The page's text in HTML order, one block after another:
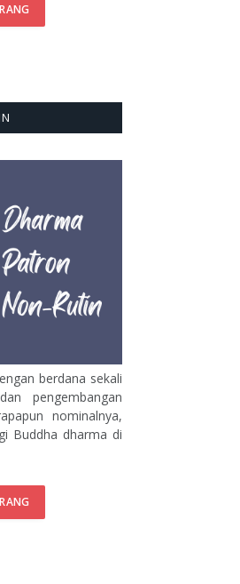
berdana sekali
pengembangan
nominalnya,
Buddha dharma di